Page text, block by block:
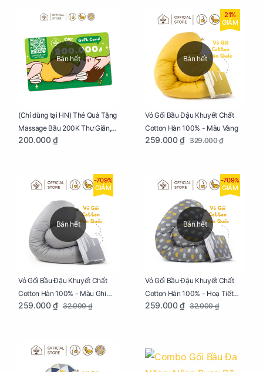
Bán hết
(Chỉ dùng tại HN) Thẻ Quà Tặng
Massage Bầu 200K Thư Giãn,
Tăng Tuần Hoàn Máu, Ngủ
200.000 ₫
Bán hết
21%
GIẢM
Vỏ Gối Bầu Đậu Khuyết Chất
Cotton Hàn 100% - Màu Vàng
259.000 ₫ 329.000 ₫
Bán hết
-709%
GIẢM
Vỏ Gối Bầu Đậu Khuyết Chất
Cotton Hàn 100% - Màu Ghi
Xám
259.000 ₫ 32.000 ₫
Bán hết
-709%
GIẢM
Vỏ Gối Bầu Đậu Khuyết Chất
Cotton Hàn 100% - Hoạ Tiết
Xương Cá
259.000 ₫ 32.000 ₫